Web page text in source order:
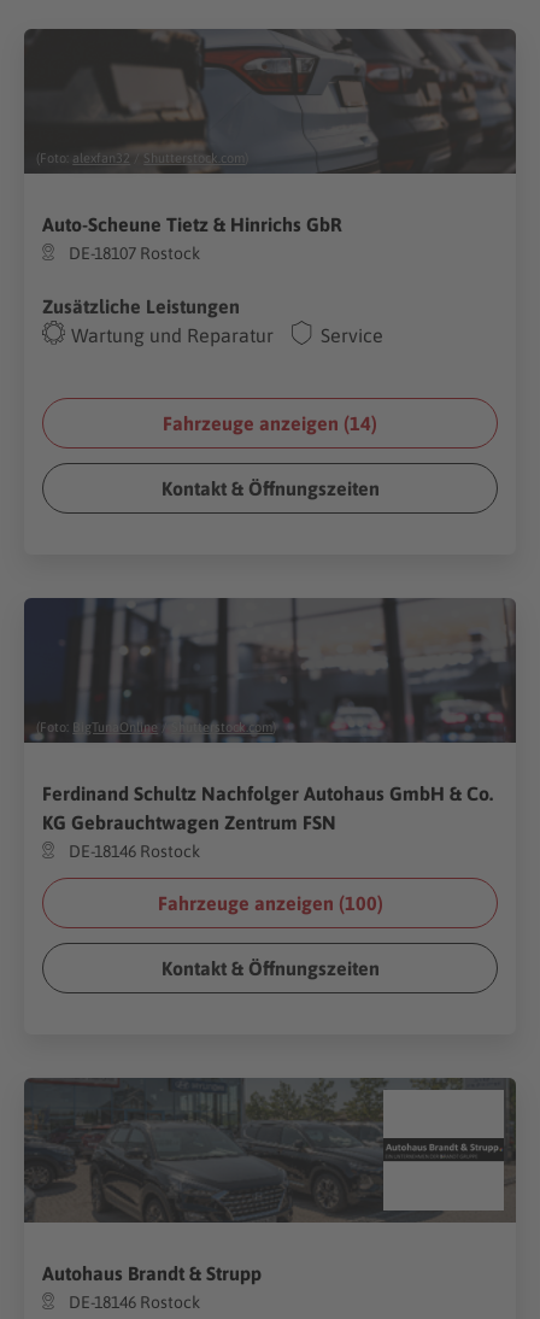
(Foto: alexfan32 Shutterstock.com
Auto-Scheune Tietz & Hinrichs GbR
DE-18107 Rostock
Zusätzliche Leistungen
Wartung und Reparatur
Service
Fahrzeuge anzeigen (14)
Kontakt & Öffnungszeiten
(Foto: BigTunaOnline / Shutterstock.com)
Ferdinand Schultz Nachfolger Autohaus GmbH & Co.
KG Gebrauchtwagen Zentrum FSN
DE-18146 Rostock
Fahrzeuge anzeigen (100)
Kontakt & Öffnungszeiten
Autohaus Brandt & Strupp
DE-18146 Rostock